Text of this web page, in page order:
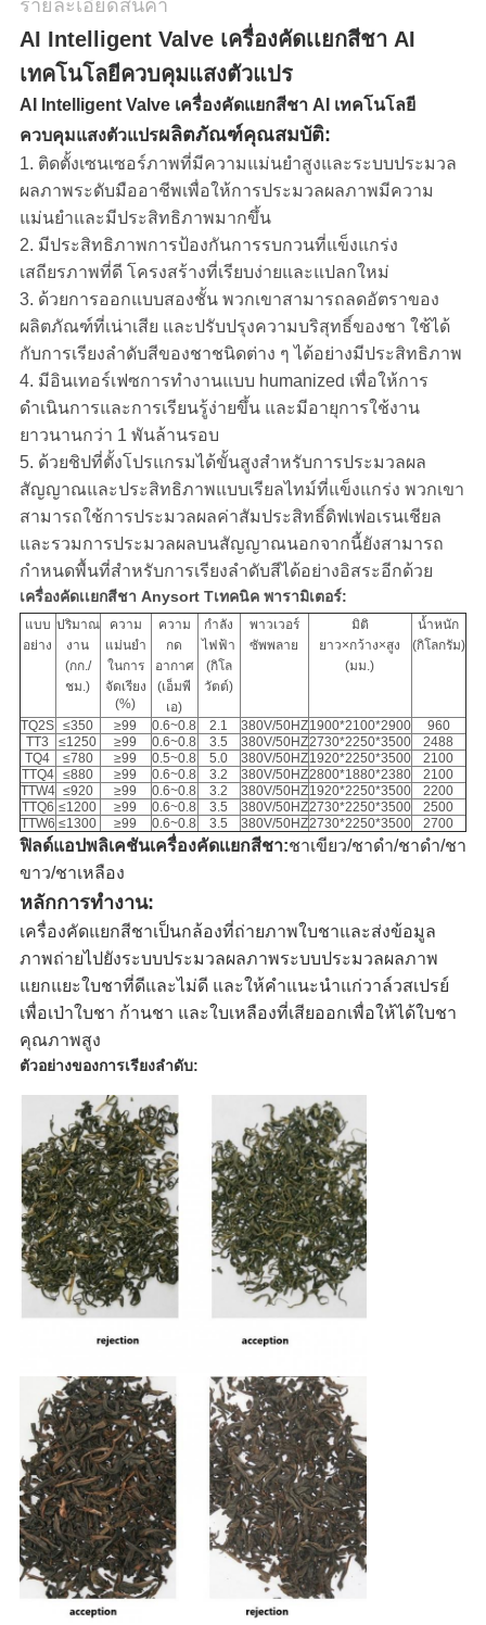
เว็บไซต์
PRIVACY
POLICY
รายละเอียดสินค้า
AI Intelligent Valve เครื่องคัดเเยกสีชา AI
เทคโนโลยีควบคุมแสงตัวแปร
AI Intelligent Valve เครื่องคัดเเยกสีชา AI เทคโนโลยี
ควบคุมแสงตัวแปรผลิตภัณฑ์คุณสมบัติ:
1. ติดตั้งเซนเซอร์ภาพที่มีความแม่นยำสูงและระบบประมวล
ผลภาพระดับมืออาชีพเพื่อให้การประมวลผลภาพมีความ
แม่นยำและมีประสิทธิภาพมากขึ้น
2. มีประสิทธิภาพการป้องกันการรบกวนที่แข็งแกร่ง
เสถียรภาพที่ดี โครงสร้างที่เรียบง่ายและแปลกใหม่
3. ด้วยการออกแบบสองชั้น พวกเขาสามารถลดอัตราของ
ผลิตภัณฑ์ที่เน่าเสีย และปรับปรุงความบริสุทธิ์ของชา ใช้ได้
กับการเรียงลำดับสีของชาชนิดต่าง ๆ ได้อย่างมีประสิทธิภาพ
4. มีอินเทอร์เฟซการทำงานแบบ humanized เพื่อให้การ
ดำเนินการและการเรียนรู้ง่ายขึ้น และมีอายุการใช้งาน
ยาวนานกว่า 1 พันล้านรอบ
5. ด้วยชิปที่ตั้งโปรแกรมได้ขั้นสูงสำหรับการประมวลผล
สัญญาณและประสิทธิภาพแบบเรียลไทม์ที่แข็งแกร่ง พวกเขา
สามารถใช้การประมวลผลค่าสัมประสิทธิ์ดิฟเฟอเรนเชียล
และรวมการประมวลผลบนสัญญาณนอกจากนี้ยังสามารถ
กำหนดพื้นที่สำหรับการเรียงลำดับสีได้อย่างอิสระอีกด้วย
เครื่องคัดเเยกสีชา Anysort Tเทคนิค พารามิเตอร์:
แบบ
อย่าง
ปริมาณ
งาน
(กก./
ชม.)
ความ
แม่นยำ
ในการ
จัดเรียง
(%)
ความ
กด
อากาศ
(เอ็มพี
เอ)
กำลัง
ไฟฟ้า
(กิโล
วัตต์)
พาวเวอร์
ซัพพลาย
มิติ
ยาว×กว้าง×สูง
(มม.)
น้ำหนัก
(กิโลกรัม)
TQ2S ≤350 ≥99 0.6~0.8 2.1 380V/50HZ1900*2100*2900
960
TT3
≤1250 ≥99 0.6~0.8 3.5 380V/50HZ2730*2250*3500
2488
TQ4
≤780 ≥99 0.5~0.8 5.0 380V/50HZ1920*2250*3500
2100
TTQ4 ≤880 ≥99 0.6~0.8 3.2 380V/50HZ2800*1880*2380
2100
TTW4 ≤920 ≥99 0.6~0.8 3.2 380V/50HZ1920*2250*3500
2200
TTQ6 ≤1200 ≥99 0.6~0.8 3.5 380V/50HZ2730*2250*3500
2500
TTW6 ≤1300 ≥99 0.6~0.8 3.5 380V/50HZ2730*2250*3500 2700
ฟิลด์แอปพลิเคชันเครื่องคัดเเยกสีชา:ชาเขียว/ชาดำ/ชาดำ/ชา
ขาว/ชาเหลือง
หลักการทำงาน:
เครื่องคัดแยกสีชาเป็นกล้องที่ถ่ายภาพใบชาและส่งข้อมูล
ภาพถ่ายไปยังระบบประมวลผลภาพระบบประมวลผลภาพ
แยกแยะใบชาที่ดีและไม่ดี และให้คำแนะนำแก่วาล์วสเปรย์
เพื่อเป่าใบชา ก้านชา และใบเหลืองที่เสียออกเพื่อให้ได้ใบชา
คุณภาพสูง
ตัวอย่างของการเรียงลำดับ: